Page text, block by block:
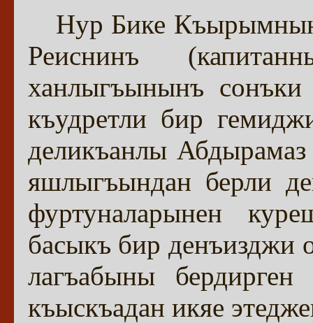
Нур Бике
Реиснинъ
ханлыгъынынъ
къудретли бир
деликъанлы
яшлыгъындан берли
фуртуналарынен
басыкъ бир денъизджи
лагъабыны
къыскъадан икяе